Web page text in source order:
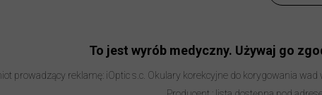
To jest wyrób medyczny. Używaj go
prowadzący reklamę: iOptic s.c. Okulary korekcyjne do korygowania